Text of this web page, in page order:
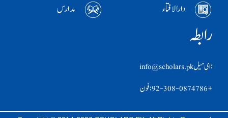
دارالافتاء
مدارس
رابطہ
:ای ميل info@scholars.pk
+92-308-0874786 :فون